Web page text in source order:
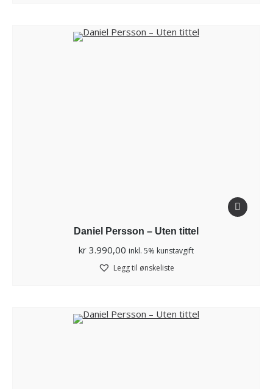
Daniel Persson – Uten tittel
kr 3.990,00 inkl. 5% kunstavgift
Legg til ønskeliste